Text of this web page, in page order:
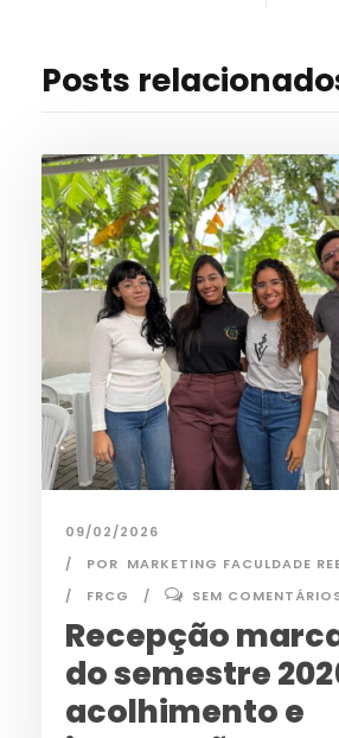
Posts
09/02/2026
POR MARKETING FACULDADE
FRCG
SEM
Recepção
do semestre
acolhimento e